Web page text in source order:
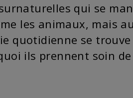
qui se
les animaux, mais
quotidienne se
ils prennent soin